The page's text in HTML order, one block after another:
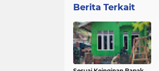
Berita Terkait